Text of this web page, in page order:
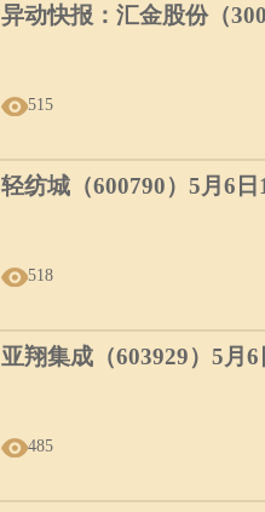
异动快报：汇金股份（
515
轻纺城（600790）5月6
518
亚翔集成（603929）5月
485